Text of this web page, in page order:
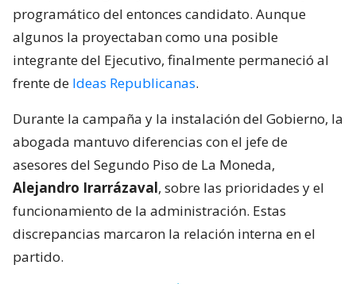
programático del entonces candidato. Aunque
algunos la proyectaban como una posible
integrante del Ejecutivo, finalmente permaneció al
frente de Ideas Republicanas.
Durante la campaña y la instalación del Gobierno, la
abogada mantuvo diferencias con el jefe de
asesores del Segundo Piso de La Moneda,
Alejandro Irarrázaval, sobre las prioridades y el
funcionamiento de la administración. Estas
discrepancias marcaron la relación interna en el
partido.